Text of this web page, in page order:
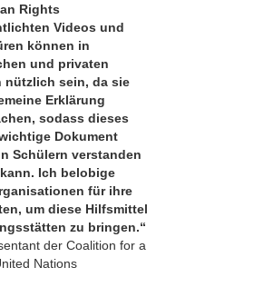
Rights
Videos und
können in
und privaten
nützlich sein, da sie
Erklärung
sodass dieses
Dokument
Schülern verstanden
Ich belobige
für ihre
um diese Hilfsmittel
zu bringen.“
der Coalition for a
Nations